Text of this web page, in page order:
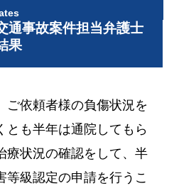
通事故案件担当弁護士
果
ご依頼者様の負傷状況を
とも半年は通院してもら
療状況の確認をして、半
等級認定の申請を行うこ